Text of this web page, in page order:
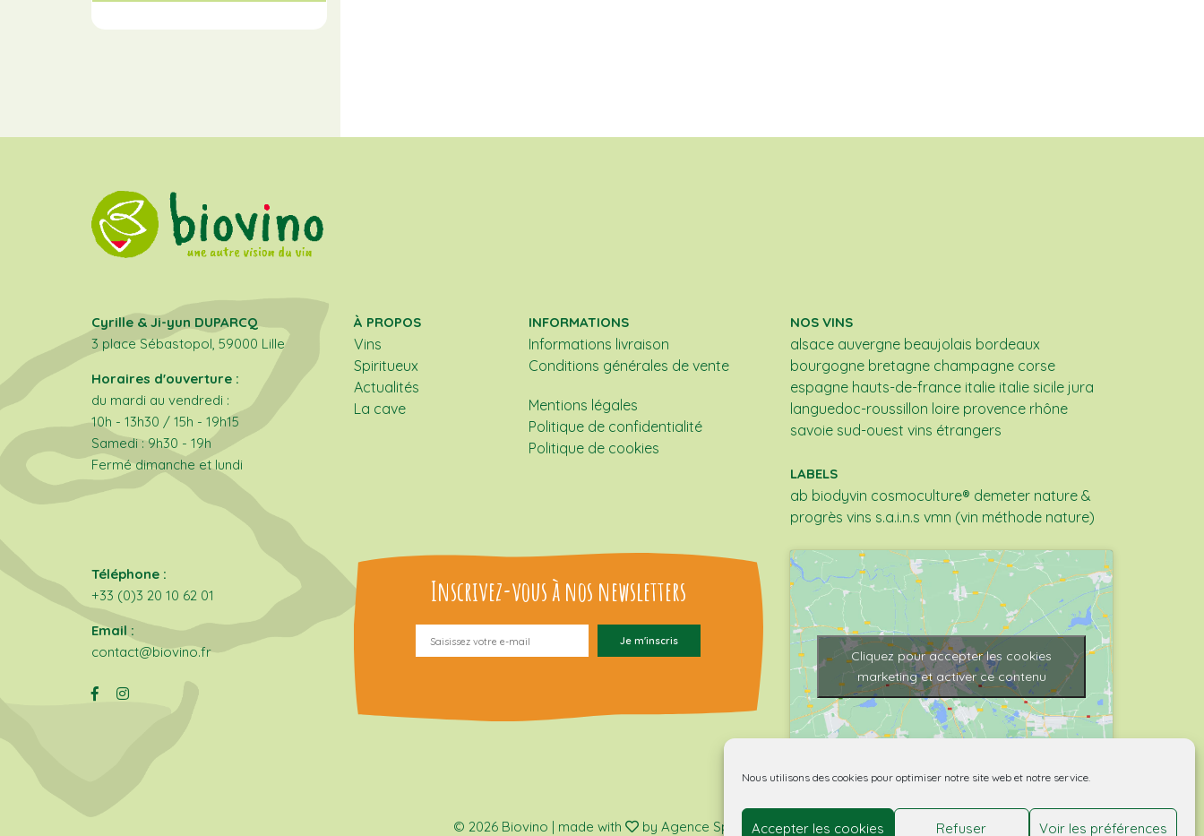
Nous utilisons des cookies pour optimiser notre site web et notre service.
Accepter les cookies Refuser Voir les préférences
Cyrille & Ji-yun DUPARCQ
3 place Sébastopol, 59000 Lille
Horaires d'ouverture :
du mardi au vendredi :
10h - 13h30 / 15h - 19h15
Samedi : 9h30 - 19h
Fermé dimanche et lundi
À PROPOS
Vins
Spiritueux
Actualités
La cave
INFORMATIONS
Informations livraison
Conditions générales de vente
Mentions légales
Politique de confidentialité
Politique de cookies
NOS VINS
alsace auvergne beaujolais bordeaux
bourgogne bretagne champagne corse
espagne hauts-de-france italie italie sicile jura
languedoc-roussillon loire provence rhône
savoie sud-ouest vins étrangers
LABELS
ab biodyvin cosmoculture® demeter nature &
progrès vins s.a.i.n.s vmn (vin méthode nature)
Téléphone :
+33 (0)3 20 10 62 01
Email :
contact@biovino.fr
Inscrivez-vous à nos newsletters
Cliquez pour accepter les cookies
marketing et activer ce contenu
© 2026 Biovino | made with by Agence Spritz.